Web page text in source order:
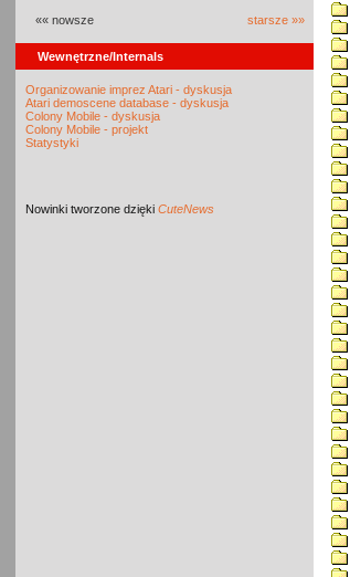
«« nowsze starsze »»
Wewnętrzne/Internals
Organizowanie imprez Atari - dyskusja
Atari demoscene database - dyskusja
Colony Mobile - dyskusja
Colony Mobile - projekt
Statystyki
Nowinki tworzone dzięki CuteNews